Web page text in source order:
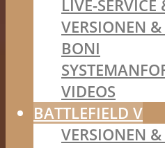
LIVE-
VERSIONEN &
BONI
VIDEOS
BATTLEFIELD V
VERSIONEN &